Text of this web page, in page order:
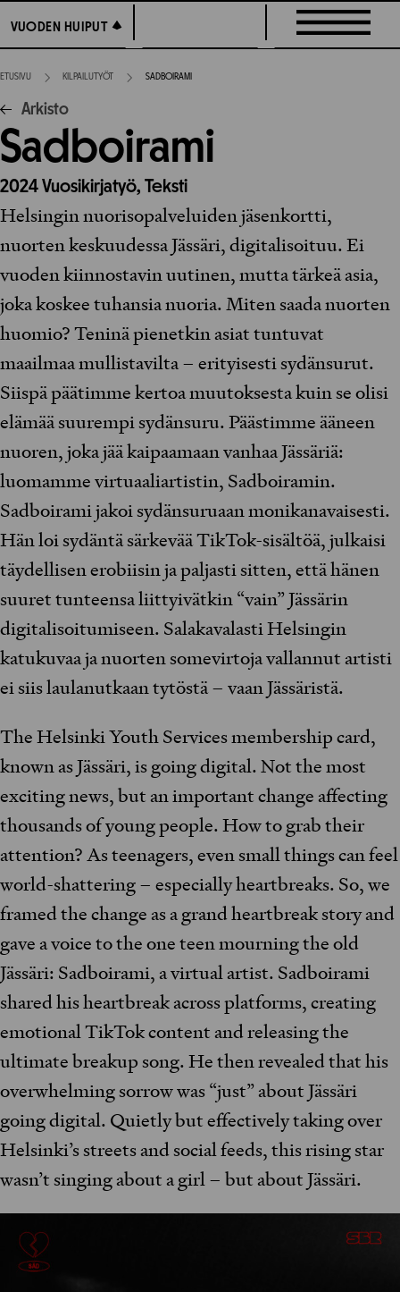
suoraan
sisältöön
VUODEN HUIPUT
VUODEN HUIPUT
ETUSIVU KILPAILUTYÖT SADBOIRAMI
Arkisto
Sadboirami
2024Vuosikirjatyö, Teksti
Helsingin nuorisopalveluiden jäsenkortti,
nuorten keskuudessa Jässäri, digitalisoituu. Ei
vuoden kiinnostavin uutinen, mutta tärkeä asia,
joka koskee tuhansia nuoria. Miten saada nuorten
huomio? Teninä pienetkin asiat tuntuvat
maailmaa mullistavilta – erityisesti sydänsurut.
Siispä päätimme kertoa muutoksesta kuin se olisi
elämää suurempi sydänsuru. Päästimme ääneen
nuoren, joka jää kaipaamaan vanhaa Jässäriä:
luomamme virtuaaliartistin, Sadboiramin.
Sadboirami jakoi sydänsuruaan monikanavaisesti.
Hän loi sydäntä särkevää TikTok-sisältöä, julkaisi
täydellisen erobiisin ja paljasti sitten, että hänen
suuret tunteensa liittyivätkin “vain” Jässärin
digitalisoitumiseen. Salakavalasti Helsingin
katukuvaa ja nuorten somevirtoja vallannut artisti
ei siis laulanutkaan tytöstä – vaan Jässäristä.
The Helsinki Youth Services membership card,
known as Jässäri, is going digital. Not the most
exciting news, but an important change affecting
thousands of young people. How to grab their
attention? As teenagers, even small things can feel
world-shattering – especially heartbreaks. So, we
framed the change as a grand heartbreak story and
gave a voice to the one teen mourning the old
Jässäri: Sadboirami, a virtual artist. Sadboirami
shared his heartbreak across platforms, creating
emotional TikTok content and releasing the
ultimate breakup song. He then revealed that his
overwhelming sorrow was “just” about Jässäri
going digital. Quietly but effectively taking over
Helsinki’s streets and social feeds, this rising star
wasn’t singing about a girl – but about Jässäri.